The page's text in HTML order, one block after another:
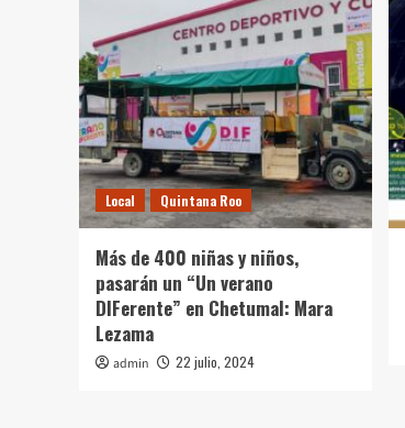
Local Quintana Roo
Más de 400 niñas y niños,
pasarán un “Un verano
DIFerente” en Chetumal: Mara
Lezama
admin 22 julio, 2024